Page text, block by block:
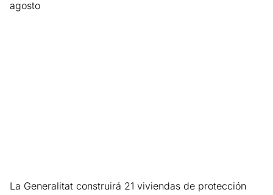
agosto
La Generalitat construirá 21 viviendas de protección